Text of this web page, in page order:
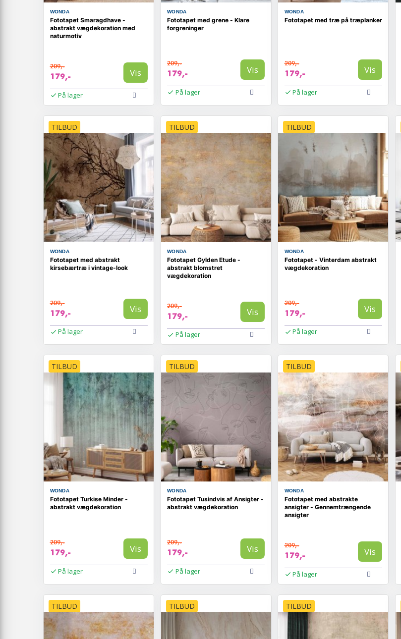
WONDA
Fototapet Smaragdhave -
abstrakt vægdekoration med
naturmotiv
209,-
179,- Vis
På lager
WONDA
Fototapet med grene - Klare
forgreninger
209,-
179,- Vis
På lager
WONDA
Fototapet med træ på træplanker
209,-
179,- Vis
På lager
TILBUD
WONDA
Fototapet med abstrakt
kirsebærtræ i vintage-look
209,-
179,- Vis
På lager
TILBUD
WONDA
Fototapet Gylden Etude -
abstrakt blomstret
vægdekoration
209,-
179,- Vis
På lager
TILBUD
WONDA
Fototapet - Vinterdam abstrakt
vægdekoration
209,-
179,- Vis
På lager
TILBUD
WONDA
Fototapet Turkise Minder -
abstrakt vægdekoration
209,-
179,- Vis
På lager
TILBUD
WONDA
Fototapet Tusindvis af Ansigter -
abstrakt vægdekoration
209,-
179,- Vis
På lager
TILBUD
WONDA
Fototapet med abstrakte
ansigter - Gennemtrængende
ansigter
209,-
179,- Vis
På lager
TILBUD TILBUD TILBUD